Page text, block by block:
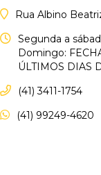
Rua Albino
Segunda a
Domingo:
ÚLTIMOS DIAS
(41) 3411-1754
(41) 99249-4620